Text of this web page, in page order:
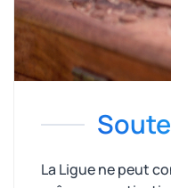
La Ligue ne peut